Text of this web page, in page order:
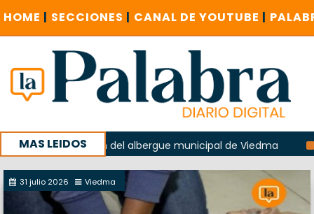
HOME | SECCIONES | CANAL DE YOUTUBE |
MAS LEIDOS
explosión del albergue municipal de Viedma La
con un encuentro provincial en Roca
31 julio 2026 Viedma